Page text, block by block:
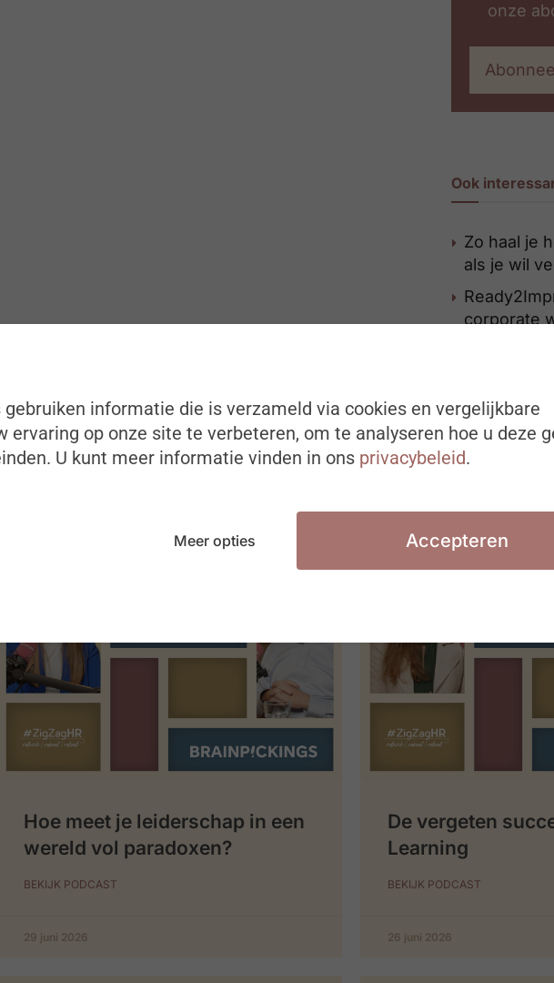
onze
Ook
Zo haal je
als je wil
corporate
2026
Hoe meet je leiderschap in een
wereld vol paradoxen?
BEKIJK PODCAST
29 juni 2026
De vergeten
Learning
BEKIJK PODCAST
26 juni 2026
informatie die is verzameld via cookies en vergelijkbare
ervaring op onze site te verbeteren, om te analyseren hoe u deze
U kunt meer informatie vinden in ons privacybeleid.
Meer opties Accepteren